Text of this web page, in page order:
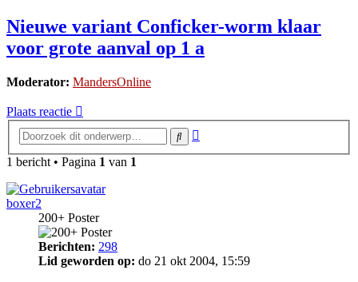
Nieuwe variant Conficker-worm klaar
voor grote aanval op 1 a
Moderator: MandersOnline
Plaats reactie
Zoek
1 bericht • Pagina 1 van 1
boxer2
200+ Poster
Berichten: 298
Lid geworden op: do 21 okt 2004, 15:59